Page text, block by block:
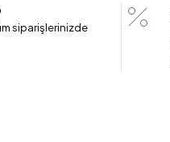
siparişlerinizde